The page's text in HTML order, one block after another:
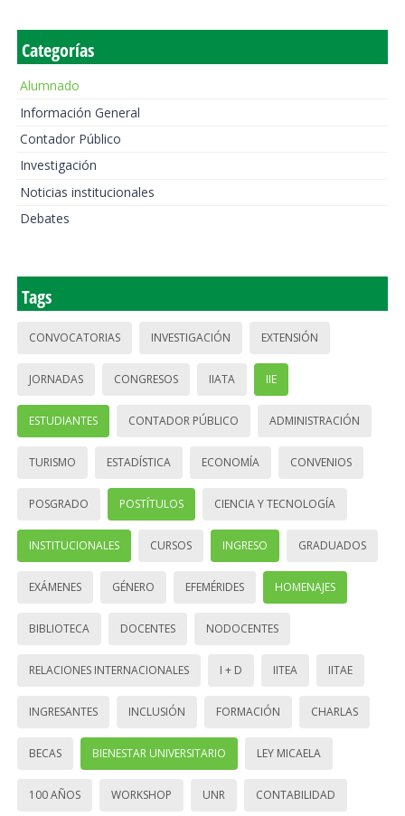
Categorías
Alumnado
Información General
Contador Público
Investigación
Noticias institucionales
Debates
Tags
CONVOCATORIAS INVESTIGACIÓN EXTENSIÓN
JORNADAS CONGRESOS IIATA IIE
ESTUDIANTES CONTADOR PÚBLICO ADMINISTRACIÓN
TURISMO ESTADÍSTICA ECONOMÍA CONVENIOS
POSGRADO POSTÍTULOS CIENCIA Y TECNOLOGÍA
INSTITUCIONALES CURSOS INGRESO GRADUADOS
EXÁMENES GÉNERO EFEMÉRIDES HOMENAJES
BIBLIOTECA DOCENTES NODOCENTES
RELACIONES INTERNACIONALES I + D IITEA IITAE
INGRESANTES INCLUSIÓN FORMACIÓN CHARLAS
BECAS BIENESTAR UNIVERSITARIO LEY MICAELA
100 AÑOS WORKSHOP UNR CONTABILIDAD